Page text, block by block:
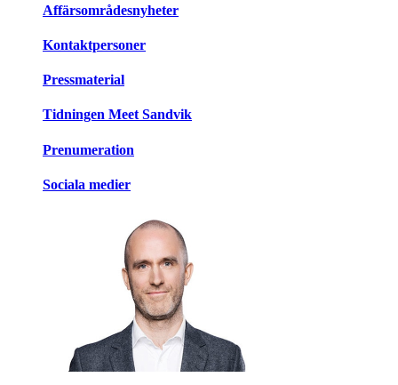
Affärsområdesnyheter
Kontaktpersoner
Pressmaterial
Tidningen Meet Sandvik
Prenumeration
Sociala medier